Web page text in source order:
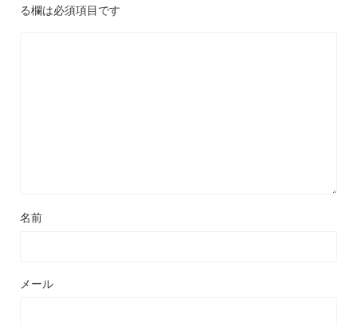
る欄は必須項目です
名前
メール